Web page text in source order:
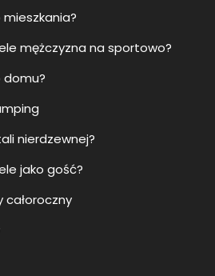
mężczyzna na sportowo?
domu?
nierdzewnej?
jako gość?